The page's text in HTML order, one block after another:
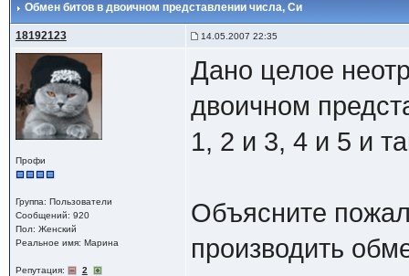
Обмен битов в двоичном представлении числа, Си
18192123 14.05.2007 22:35
Профи
Группа: Пользователи
Сообщений: 920
Пол: Женский
Реальное имя: Марина
Репутация: 2
Дано целое
двоичном
1, 2 и 3, 4 и 5 и
Объясните
производить